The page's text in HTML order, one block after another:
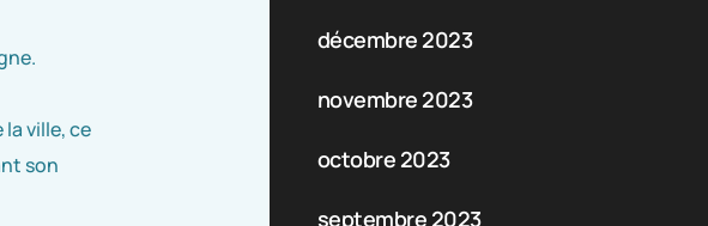
ville, ce
son
décembre 2023
novembre 2023
octobre 2023
septembre 2023